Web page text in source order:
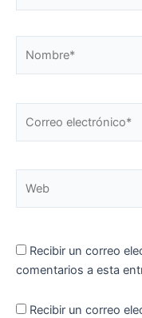
electrónico*
Recibir un correo
comentarios a esta
Recibir un correo